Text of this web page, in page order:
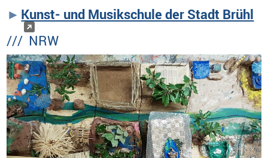
Kunst- und Musikschule der Stadt Brühl
/// NRW